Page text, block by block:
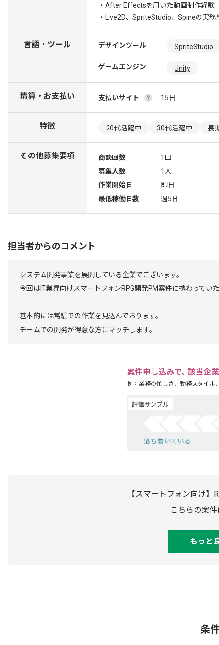
・After Effectsを用いた動画制作経験
・Live2D、SpriteStudio、Spineの実務
言語・ツール デザインツール SpriteStudio
ゲームエンジン Unity
精算・お支払い 支払いサイト 15日
特徴 20代活躍中 30代活躍中 長
その他募集要項 商談回数
1回
募集人数
1人
作業開始日
即日
最低稼働日数
週5日
担当者からのコメント
システム開発事業を展開している企業でございます。
今回はIT業界向けスマートフォンRPG開発PM案件に携わってい
基本的には常駐での作業を見込んでおります。
チームでの開発が得意な方にマッチします。
案件申し込みで､ 該当企
例：業務の忙しさ、勤務スタイル
【スマートフォン向け
こちらの案
もっと
条